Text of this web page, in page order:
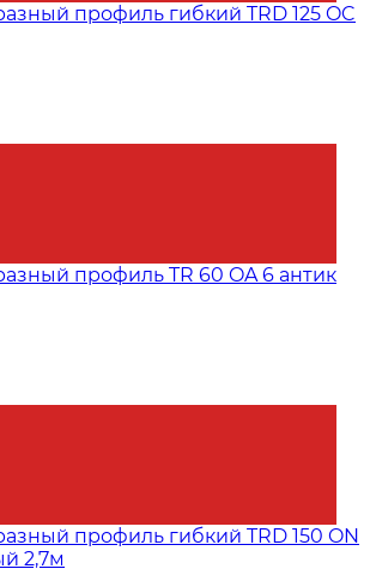
профиль гибкий TRD 125 OC
профиль TR 60 OA 6 антик
профиль гибкий TRD 150 ON
2,7м